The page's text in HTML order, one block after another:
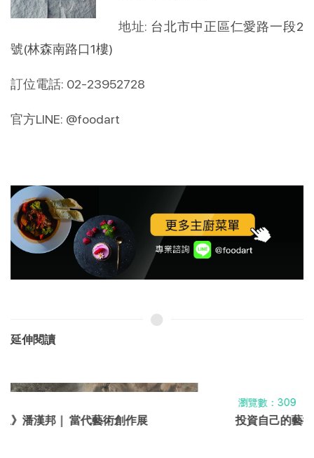
地址: 台北市中正區仁愛路一段2
號(林森南路口1樓)
訂位電話: 02-23952728
官方LINE: @foodart
延伸閱讀
投資自己的藝術未來 從年輕人開始